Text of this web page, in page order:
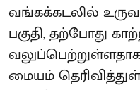
வங்கக்கடலில்
பகுதி, தற்போது
மையம்